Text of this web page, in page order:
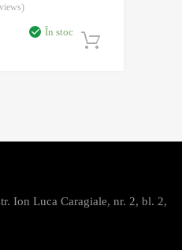
În stoc
Ion Luca Caragiale, nr. 2, bl. 2,